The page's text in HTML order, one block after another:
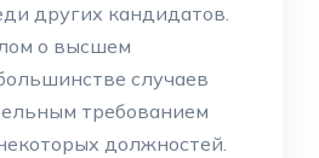
других кандидатов.
о высшем
случаев
требованием
должностей.